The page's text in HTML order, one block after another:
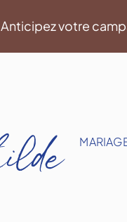
Anticipez votre